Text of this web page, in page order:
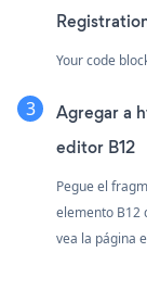
Your code
Agregar a
editor B12
Pegue el
elemento B12
vea la página